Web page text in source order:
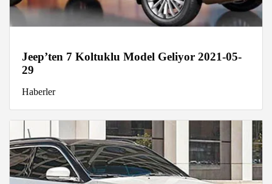
Jeep’ten 7 Koltuklu Model Geliyor 2021-05-
29
Haberler